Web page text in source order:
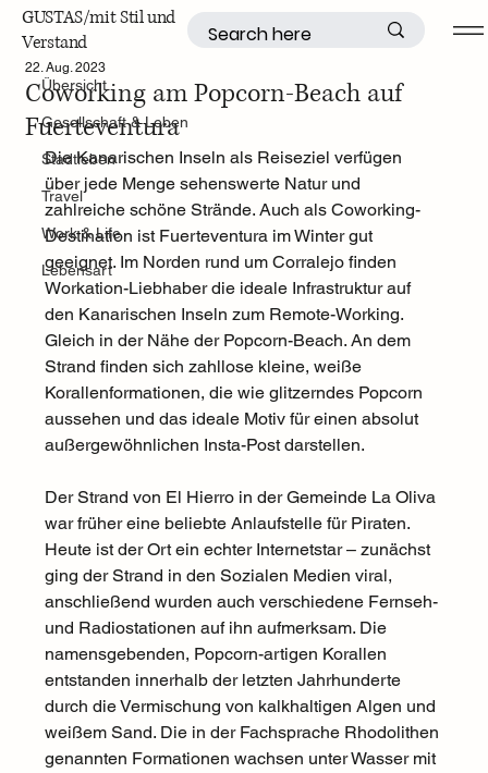
GUSTAS/mit Stil und
Verstand
Übersicht
Gesellschaft & Leben
Stadtleben
Travel
Work & Life
Lebensart
Übersicht
Coworking am Popcorn-Beach auf
Fuerteventura
22. Aug. 2023
Die Kanarischen Inseln als Reiseziel verfügen
über jede Menge sehenswerte Natur und
zahlreiche schöne Strände. Auch als Coworking-
Destination ist Fuerteventura im Winter gut
geeignet. Im Norden rund um Corralejo finden
Workation-Liebhaber die ideale Infrastruktur auf
den Kanarischen Inseln zum Remote-Working.
Gleich in der Nähe der Popcorn-Beach. An dem
Strand finden sich zahllose kleine, weiße
Korallenformationen, die wie glitzerndes Popcorn
aussehen und das ideale Motiv für einen absolut
außergewöhnlichen Insta-Post darstellen.
Der Strand von El Hierro in der Gemeinde La Oliva
war früher eine beliebte Anlaufstelle für Piraten.
Heute ist der Ort ein echter Internetstar – zunächst
ging der Strand in den Sozialen Medien viral,
anschließend wurden auch verschiedene Fernseh-
und Radiostationen auf ihn aufmerksam. Die
namensgebenden, Popcorn-artigen Korallen
entstanden innerhalb der letzten Jahrhunderte
durch die Vermischung von kalkhaltigen Algen und
weißem Sand. Die in der Fachsprache Rhodolithen
genannten Formationen wachsen unter Wasser mit